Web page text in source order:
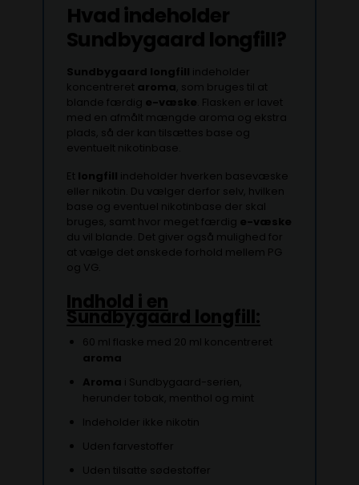
Hvad indeholder
Sundbygaard longfill?
Sundbygaard longfill indeholder
koncentreret aroma , som bruges til at
blande færdig e-væske . Flasken er lavet
med en afmålt mængde aroma og ekstra
plads, så der kan tilsættes base og
eventuelt nikotinbase.
Et longfill indeholder hverken basevæske
eller nikotin. Du vælger derfor selv, hvilken
base og eventuel nikotinbase der skal
bruges, samt hvor meget færdig e-væske
du vil blande. Det giver også mulighed for
at vælge det ønskede forhold mellem PG
og VG.
Indhold i en
Sundbygaard longfill:
60 ml flaske med 20 ml koncentreret
aroma
Aroma i Sundbygaard-serien,
herunder tobak, menthol og mint
Indeholder ikke nikotin
Uden farvestoffer
Uden tilsatte sødestoffer